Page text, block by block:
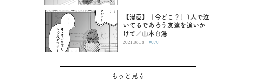
【漫画】「今どこ？」1人で泣
いてるであろう友達を追いか
けて／山本白湯
2021.08.18 | #070
もっと見る